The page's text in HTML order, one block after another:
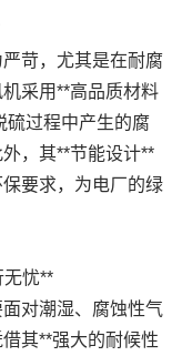
苛，尤其是在耐腐
采用**高品质材料
硫过程中产生的腐
，其**节能设计**
要求，为电厂的绿
无忧**
对潮湿、腐蚀性气
其**强大的耐候性